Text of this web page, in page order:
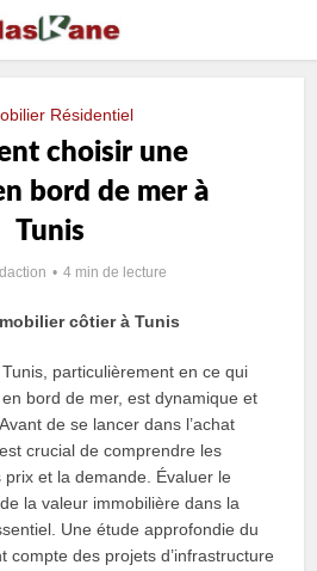
Résidentiel
choisir une
bord de mer à
Tunis
4 min de lecture
côtier à Tunis
particulièrement en ce qui
bord de mer, est dynamique et
de se lancer dans l’achat
crucial de comprendre les
et la demande. Évaluer le
la valeur immobilière dans la
Une étude approfondie du
compte des projets d’infrastructure